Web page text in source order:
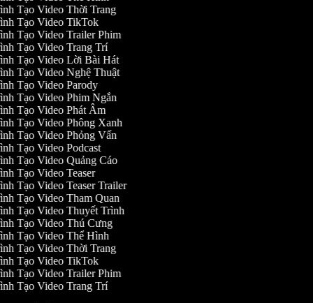
Tạo Video Thời Trang
Tạo Video TikTok
Tạo Video Trailer Phim
Tạo Video Trang Trí
Tạo Video Lời Bài Hát
Tạo Video Nghệ Thuật
Tạo Video Parody
Tạo Video Phim Ngắn
Tạo Video Phát Âm
Tạo Video Phông Xanh
Tạo Video Phỏng Vấn
Tạo Video Podcast
Tạo Video Quảng Cáo
Tạo Video Teaser
Tạo Video Teaser Trailer
Tạo Video Tham Quan
Tạo Video Thuyết Trình
Tạo Video Thú Cưng
Tạo Video Thể Hình
Tạo Video Thời Trang
Tạo Video TikTok
Tạo Video Trailer Phim
Tạo Video Trang Trí